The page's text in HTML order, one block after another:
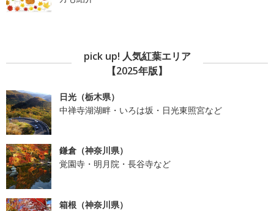
pick up! 人気紅葉エリア
【2025年版】
日光（栃木県）
中禅寺湖湖畔・いろは坂・日光東照宮など
鎌倉（神奈川県）
覚園寺・明月院・長谷寺など
箱根（神奈川県）